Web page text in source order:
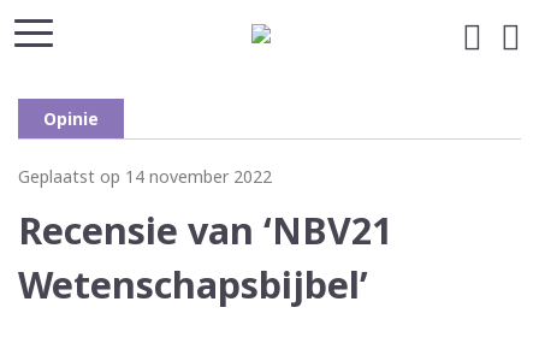
Opinie
Geplaatst op 14 november 2022
Recensie van ‘NBV21
Wetenschapsbijbel’